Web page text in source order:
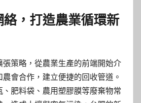
，打造農業循環新
張策略，從農業生產的前端開始介
會合作，建立便捷的回收管道。
肥料袋、農用塑膠膜等廢棄物常